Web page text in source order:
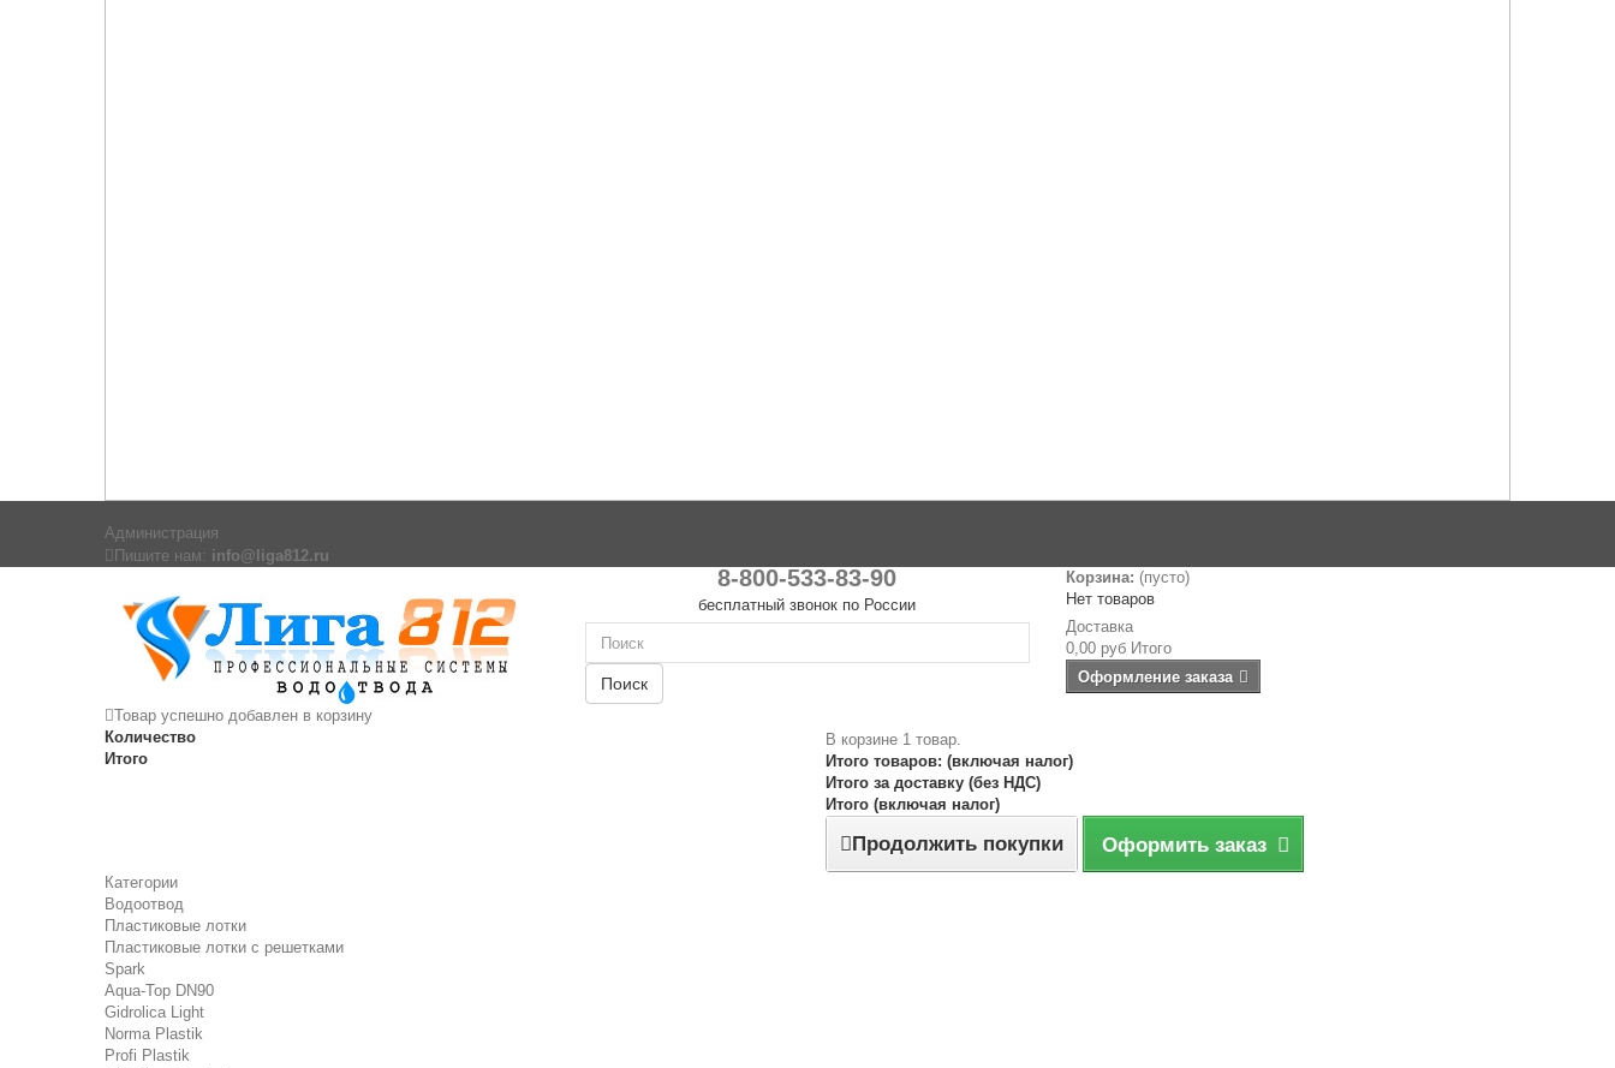
Администрация
Пишите нам: info@liga812.ru
8-800-533-83-90
бесплатный звонок по России
Поиск
Корзина: (пусто)
Нет товаров
Доставка
0,00 руб Итого
Оформление заказа
Товар успешно добавлен в корзину
Количество
Итого
В корзине 1 товар.
Итого товаров: (включая налог)
Итого за доставку (без НДС)
Итого (включая налог)
Продолжить покупки Оформить заказ
Категории
Водоотвод
Пластиковые лотки
Пластиковые лотки с решетками
Spark
Aqua-Top DN90
Gidrolica Light
Norma Plastik
Profi Plastik